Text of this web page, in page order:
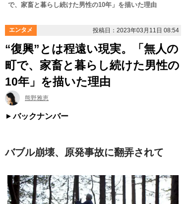
で、家畜と暮らし続けた男性の10年」を描いた理由
エンタメ 投稿日：2023年03月11日 08:54
“復興”とは程遠い現実。「無人の
町で、家畜と暮らし続けた男性の
10年」を描いた理由
熊野雅恵
バックナンバー
バブル崩壊、原発事故に翻弄されて